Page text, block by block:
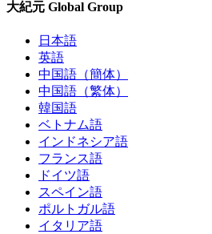
大紀元 Global Group
日本語
英語
中国語（簡体）
中国語（繁体）
韓国語
ベトナム語
インドネシア語
フランス語
ドイツ語
スペイン語
ポルトガル語
イタリア語